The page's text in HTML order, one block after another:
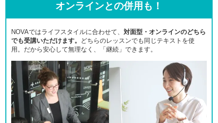
オンラインとの併用も！
NOVAではライフスタイルに合わせて、 対面型・オンラインのどちら
でも受講いただけます。
どちらのレッスンでも同じテキストを使
用。だから安心して無理なく、「継続」できます。